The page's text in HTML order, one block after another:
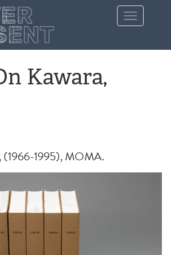
Toggle
navigation
Kawara,
(1966-1995), MOMA.